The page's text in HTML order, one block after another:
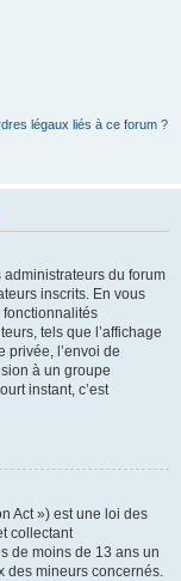
légaux liés à ce forum ?
administrateurs du forum
inscrits. En vous
fonctionnalités
tels que l’affichage
privée, l’envoi de
à un groupe
instant, c’est
Act ») est une loi des
collectant
de moins de 13 ans un
des mineurs concernés.